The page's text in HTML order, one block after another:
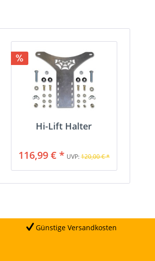
Hi-Lift Halter
116,99 € * UVP:120,00 € *
Günstige Versandkosten